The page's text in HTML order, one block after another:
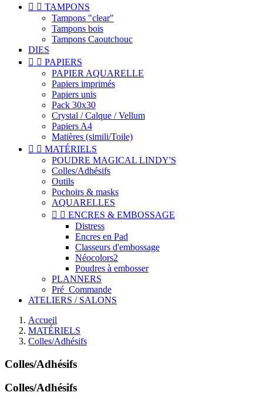
  TAMPONS
Tampons "clear"
Tampons bois
Tampons Caoutchouc
DIES
  PAPIERS
PAPIER AQUARELLE
Papiers imprimés
Papiers unis
Pack 30x30
Crystal / Calque / Vellum
Papiers A4
Matières (simili/Toile)
  MATÉRIELS
POUDRE MAGICAL LINDY'S
Colles/Adhésifs
Outils
Pochoirs & masks
AQUARELLES
  ENCRES & EMBOSSAGE
Distress
Encres en Pad
Classeurs d'embossage
Néocolors2
Poudres à embosser
PLANNERS
Pré_Commande
ATELIERS / SALONS
Accueil
MATÉRIELS
Colles/Adhésifs
Colles/Adhésifs
Colles/Adhésifs